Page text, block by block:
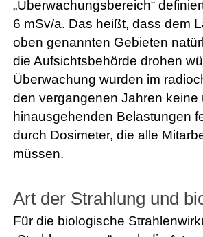
„Überwachungsbereich“
6 mSv/a. Das heißt, dass dem
oben genannten Gebieten
die Aufsichtsbehörde drohen
Überwachung wurden im
den vergangenen Jahren
hinausgehenden Belastungen
durch Dosimeter, die alle
müssen.
Art der Strahlung und
Für die biologische